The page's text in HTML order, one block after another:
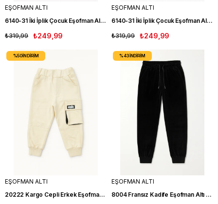
EŞOFMAN ALTI
6140-31 İki İplik Çocuk Eşofman Altı LACIVERT
₺249,99
₺319,99
EŞOFMAN ALTI
6140-31 İki İplik Çocuk Eşofman Altı SİYAH
₺249,99
₺319,99
EŞOFMAN ALTI
20222 Kargo Cepli Erkek Eşofman KREM
%50İNDIRIM
EŞOFMAN ALTI
8004 Fransız Kadife Eşofman Altı SIYAH
%43İNDIRIM